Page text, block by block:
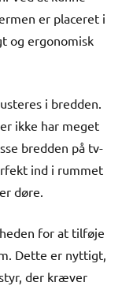
er placeret i
og ergonomisk
i bredden.
ikke har meget
bredden på tv-
ind i rummet
døre.
for at tilføje
Dette er nyttigt,
der kræver